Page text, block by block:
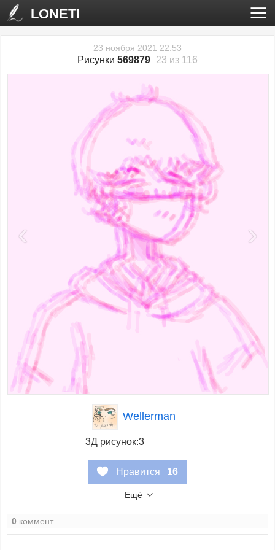
LONETI
23 ноября 2021 22:53
Рисунки 569879 23 из 116
‹ ›
Wellerman
3Д рисунок:3
Нравится 16
Ещё
0 коммент.